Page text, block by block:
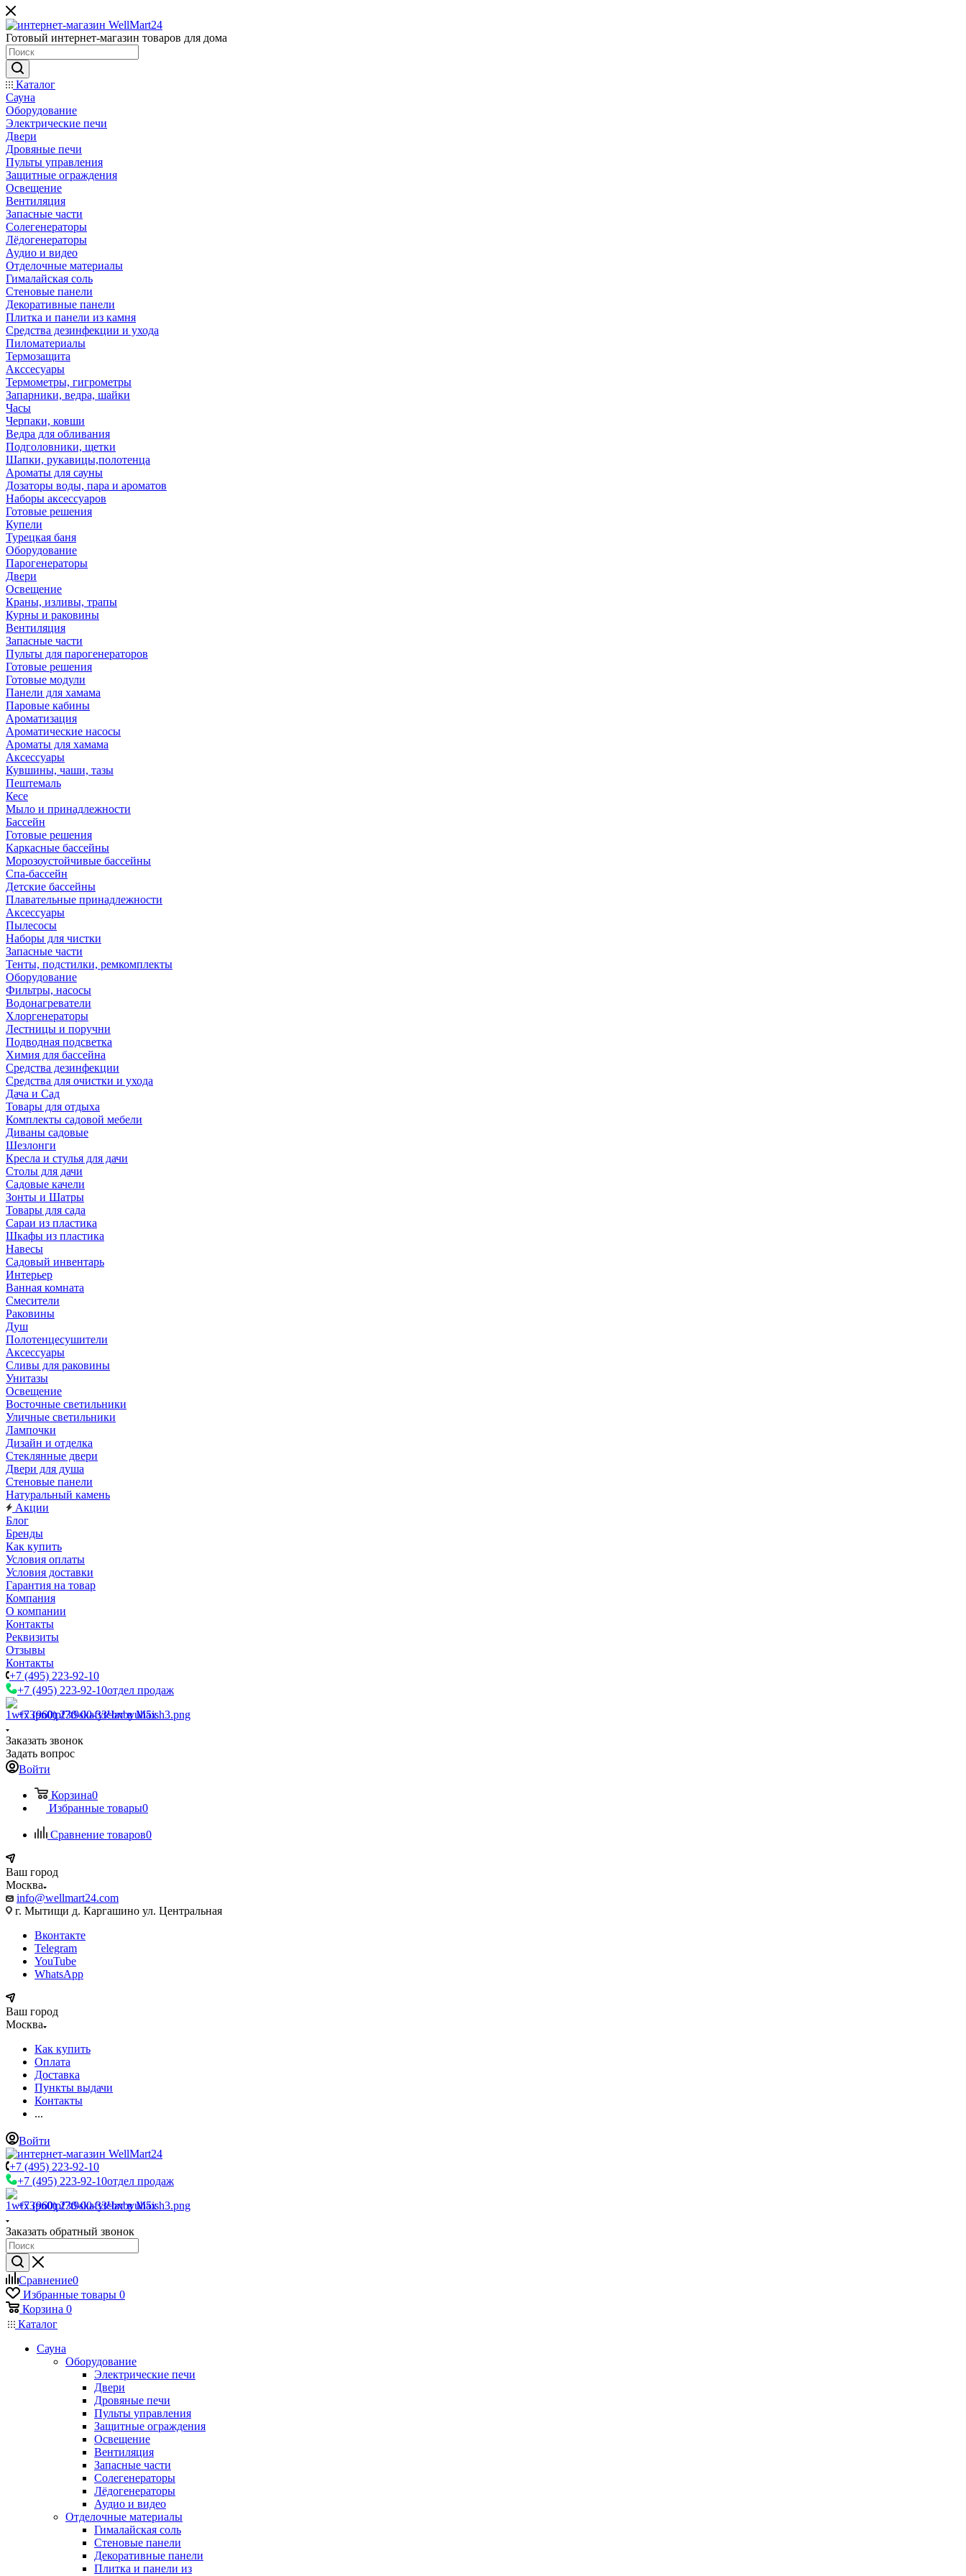
Готовый интернет-магазин товаров для дома
Каталог
Сауна
Оборудование
Электрические печи
Двери
Дровяные печи
Пульты управления
Защитные ограждения
Освещение
Вентиляция
Запасные части
Солегенераторы
Лёдогенераторы
Аудио и видео
Отделочные материалы
Гималайская соль
Стеновые панели
Декоративные панели
Плитка и панели из камня
Средства дезинфекции и ухода
Пиломатериалы
Термозащита
Аксcесуары
Термометры, гигрометры
Запарники, ведра, шайки
Часы
Черпаки, ковши
Ведра для обливания
Подголовники, щетки
Шапки, рукавицы,полотенца
Ароматы для сауны
Дозаторы воды, пара и ароматов
Наборы аксессуаров
Готовые решения
Купели
Турецкая баня
Оборудование
Парогенераторы
Двери
Освещение
Краны, изливы, трапы
Курны и раковины
Вентиляция
Запасные части
Пульты для парогенераторов
Готовые решения
Готовые модули
Панели для хамама
Паровые кабины
Ароматизация
Ароматические насосы
Ароматы для хамама
Аксессуары
Кувшины, чаши, тазы
Пештемаль
Кесе
Мыло и принадлежности
Бассейн
Готовые решения
Каркасные бассейны
Морозоустойчивые бассейны
Спа-бассейн
Детские бассейны
Плавательные принадлежности
Аксессуары
Пылесосы
Наборы для чистки
Запасные части
Тенты, подстилки, ремкомплекты
Оборудование
Фильтры, насосы
Водонагреватели
Хлоргенераторы
Лестницы и поручни
Подводная подсветка
Химия для бассейна
Средства дезинфекции
Средства для очистки и ухода
Дача и Сад
Товары для отдыха
Комплекты садовой мебели
Диваны садовые
Шезлонги
Кресла и стулья для дачи
Столы для дачи
Садовые качели
Зонты и Шатры
Товары для сада
Сараи из пластика
Шкафы из пластика
Навесы
Садовый инвентарь
Интерьер
Ванная комната
Смесители
Раковины
Душ
Полотенцесушители
Аксессуары
Сливы для раковины
Унитазы
Освещение
Восточные светильники
Уличные светильники
Лампочки
Дизайн и отделка
Стеклянные двери
Двери для душа
Стеновые панели
Натуральный камень
Акции
Блог
Бренды
Как купить
Условия оплаты
Условия доставки
Гарантия на товар
Компания
О компании
Контакты
Реквизиты
Отзывы
Контакты
+7 (495) 223-92-10
+7 (495) 223-92-10отдел продаж
+7 (960) 230-00-33Чат в Max
Заказать звонок
Задать вопрос
Войти
Корзина0
Избранные товары0
Сравнение товаров0
Ваш город
Москва
info@wellmart24.com
г. Мытищи д. Каргашино ул. Центральная
Вконтакте
Telegram
YouTube
WhatsApp
Ваш город
Москва
Как купить
Оплата
Доставка
Пункты выдачи
Контакты
...
Войти
+7 (495) 223-92-10
+7 (495) 223-92-10отдел продаж
+7 (960) 230-00-33Чат в Max
Заказать обратный звонок
Сравнение0
Избранные товары 0
Корзина 0
Каталог
Сауна
Оборудование
Электрические печи
Двери
Дровяные печи
Пульты управления
Защитные ограждения
Освещение
Вентиляция
Запасные части
Солегенераторы
Лёдогенераторы
Аудио и видео
Отделочные материалы
Гималайская соль
Стеновые панели
Декоративные панели
Плитка и панели из